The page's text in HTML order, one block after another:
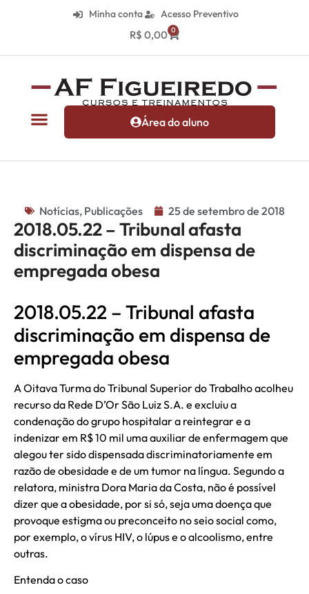
Minha conta Acesso Preventivo
R$ 0,00 0
Área do aluno
Notícias, Publicações 25 de setembro de 2018
2018.05.22 – Tribunal afasta
discriminação em dispensa de
empregada obesa
2018.05.22 – Tribunal afasta
discriminação em dispensa de
empregada obesa
A Oitava Turma do Tribunal Superior do Trabalho acolheu
recurso da Rede D’Or São Luiz S.A. e excluiu a
condenação do grupo hospitalar a reintegrar e a
indenizar em R$ 10 mil uma auxiliar de enfermagem que
alegou ter sido dispensada discriminatoriamente em
razão de obesidade e de um tumor na língua. Segundo a
relatora, ministra Dora Maria da Costa, não é possível
dizer que a obesidade, por si só, seja uma doença que
provoque estigma ou preconceito no seio social como,
por exemplo, o vírus HIV, o lúpus e o alcoolismo, entre
outras.
Entenda o caso